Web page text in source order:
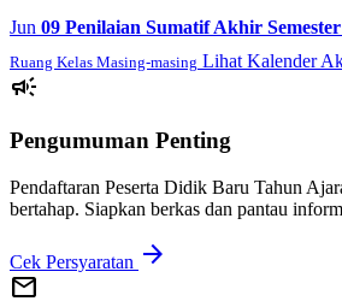
Jun 09 Penilaian Sumatif Akhir Semester
Ruang Kelas Masing-masing Lihat Kalender
campaign
Pengumuman Penting
Pendaftaran Peserta Didik Baru Tahun
bertahap. Siapkan berkas dan pantau
Cek Persyaratan arrow_forward
mail